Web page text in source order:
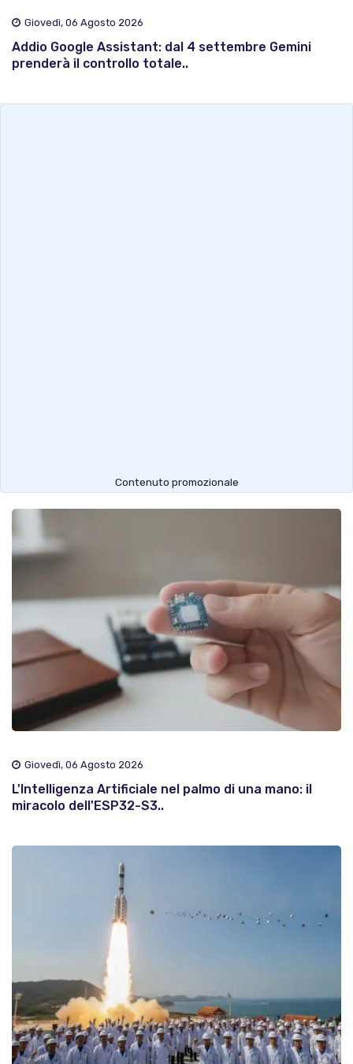
Giovedì, 06 Agosto 2026
Addio Google Assistant: dal 4 settembre Gemini
prenderà il controllo totale..
Contenuto promozionale
Giovedì, 06 Agosto 2026
L'Intelligenza Artificiale nel palmo di una mano: il
miracolo dell'ESP32-S3..